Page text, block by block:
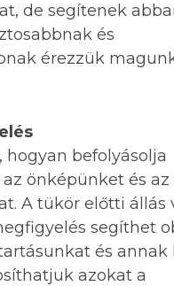
de segítenek
és
érezzük
hogyan befolyásolja
önképünket és az
A tükör előtti állás
segíthet
és annak
azokat a